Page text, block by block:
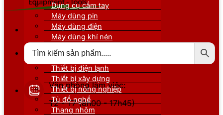
Văn phòng làm việc:
T2 - T7 (8h00 - 17h45)
Dụng cụ cầm tay
Máy dùng pin
Máy dùng điện
Máy dùng khí nén
Thiết bị nâng đỡ
Thiết bị điện lạnh
Thiết bị xây dựng
Thiết bị nông nghiệp
Tủ đồ nghề
Thang nhôm